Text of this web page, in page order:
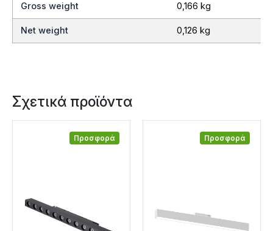
Gross weight 0,166 kg
Net weight 0,126 kg
Σχετικά προϊόντα
Προσφορά Προσφορά